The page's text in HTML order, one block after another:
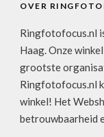
OVER
Ringfotofocus.nl
Haag. Onze
grootste
Ringfotofocus.nl
winkel! Het
betrouwbaarheid